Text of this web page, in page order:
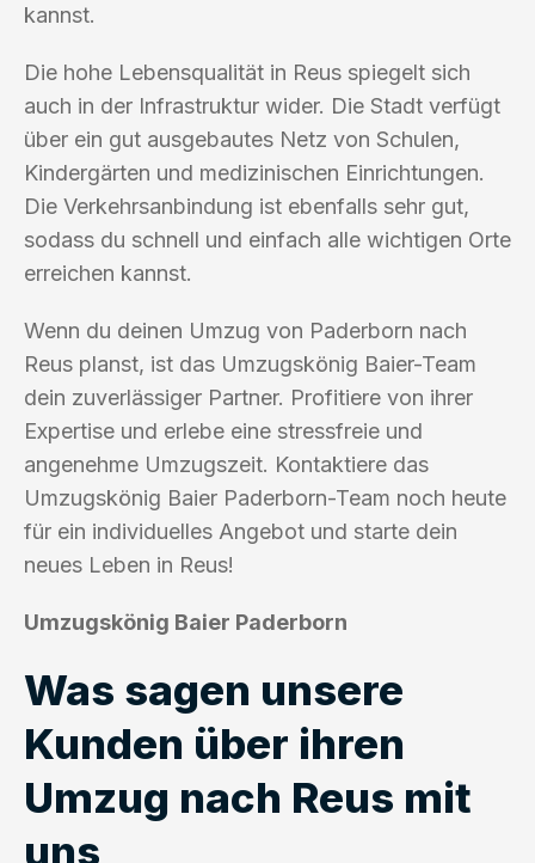
kannst.
Die hohe Lebensqualität in Reus spiegelt sich
auch in der Infrastruktur wider. Die Stadt verfügt
über ein gut ausgebautes Netz von Schulen,
Kindergärten und medizinischen Einrichtungen.
Die Verkehrsanbindung ist ebenfalls sehr gut,
sodass du schnell und einfach alle wichtigen Orte
erreichen kannst.
Wenn du deinen Umzug von Paderborn nach
Reus planst, ist das Umzugskönig Baier-Team
dein zuverlässiger Partner. Profitiere von ihrer
Expertise und erlebe eine stressfreie und
angenehme Umzugszeit. Kontaktiere das
Umzugskönig Baier Paderborn-Team noch heute
für ein individuelles Angebot und starte dein
neues Leben in Reus!
Umzugskönig Baier Paderborn
Was sagen unsere
Kunden über ihren
Umzug nach Reus mit
uns